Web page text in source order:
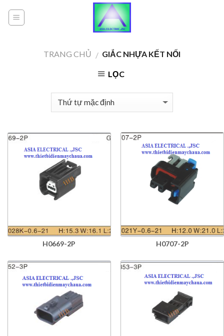
TRANG CHỦ / GIẮC NHỰA KẾT NỐI
LỌC
H0669-2P H0707-2P